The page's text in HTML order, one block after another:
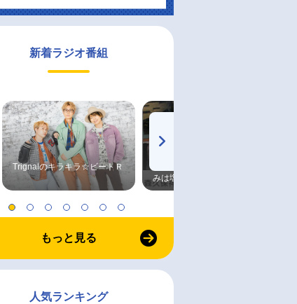
新着ラジオ番組
Trignalのキラキラ☆ビートＲ
みは塩だけ
もっと見る
人気ランキング